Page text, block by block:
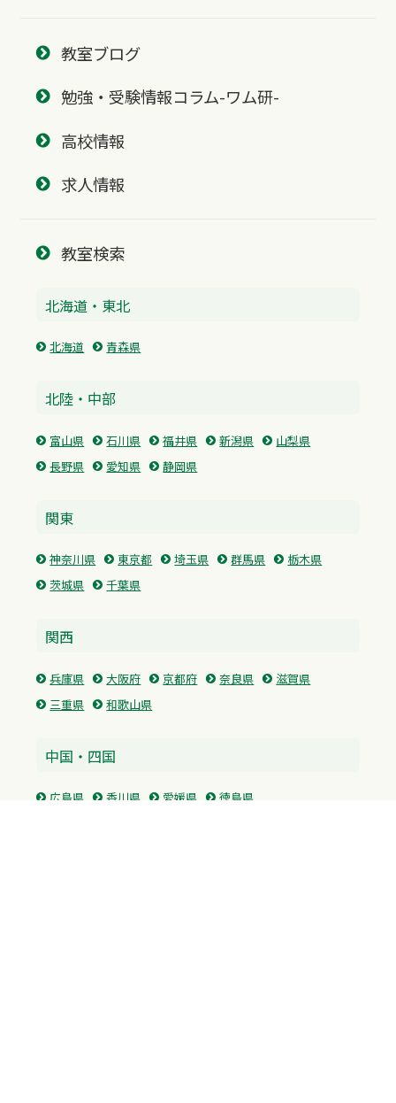
教室ブログ
勉強・受験情報コラム-ワム研-
高校情報
求人情報
教室検索
北海道・東北
北海道 青森県
北陸・中部
富山県 石川県 福井県 新潟県
山梨県
長野県
愛知県 静岡県
関東
神奈川県 東京都 埼玉県 群馬県
栃木県
茨城県
千葉県
関西
兵庫県 大阪府 京都府 奈良県
滋賀県
三重県
和歌山県
中国・四国
広島県 香川県 愛媛県 徳島県